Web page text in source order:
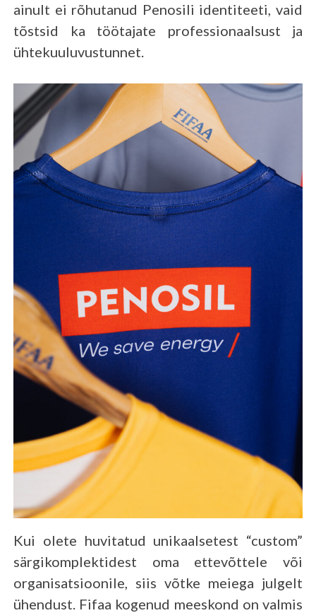
ainult ei rõhutanud Penosili identiteeti, vaid
tõstsid ka töötajate professionaalsust ja
ühtekuuluvustunnet.
Kui olete huvitatud unikaalsetest “custom”
särgikomplektidest oma ettevõttele või
organisatsioonile, siis võtke meiega julgelt
ühendust. Fifaa kogenud meeskond on valmis